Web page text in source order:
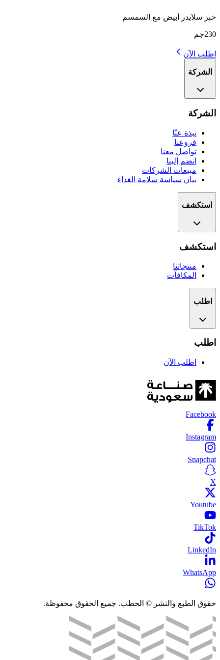
خبز سلايدر أبيض مع السمسم
230جم
اطلب الآن
الشركة
الشركة
نبذة عنّا
فروعنا
تواصل معنا
انضم إلينا
مبيعات الشركات
بيان سياسة سلامة الغذاء
استكشف
استكشف
منتجاتنا
المكافآت
اطلب
اطلب
اطلب الآن
Facebook
Instagram
Snapchat
X
Youtube
TikTok
LinkedIn
WhatsApp
حقوق الطبع والنشر © الحطب. جميع الحقوق محفوظة.